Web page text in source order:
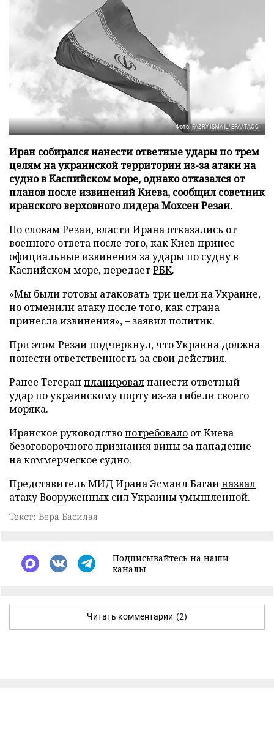
Фото: FAZRY ISMAIL/EPA/ТАСС
Иран собирался нанести ответные удары по трем
целям на украинской территории из-за атаки на
судно в Каспийском море, однако отказался от
планов после извинений Киева, сообщил советник
иранского верховного лидера Мохсен Резаи.
По словам Резаи, власти Ирана отказались от
военного ответа после того, как Киев принес
официальные извинения за удары по судну в
Каспийском море, передаетРБК.
«Мы были готовы атаковать три цели на Украине,
но отменили атаку после того, как страна
принесла извинения», – заявил политик.
При этом Резаи подчеркнул, что Украина должна
понести ответственность за свои действия.
Ранее Тегеран планировалнанести ответный
удар по украинскому порту из-за гибели своего
моряка.
Иранское руководствопотребовало от Киева
безоговорочного признания вины за нападение
на коммерческое судно.
Представитель МИД Ирана Эсмаил Багаиназвал
атаку Вооруженных сил Украины умышленной.
Текст: Вера Басилая
Подписывайтесь на наши
каналы
Читать комментарии (2)